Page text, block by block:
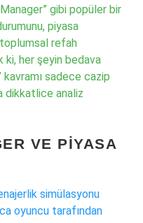
gibi popüler bir
piyasa
refah
ki, her şeyin bedava
kavramı sadece cazip
dikkatlice analiz
VE PIYASA
simülasyonu
oyuncu tarafından